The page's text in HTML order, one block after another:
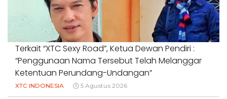
Terkait “XTC Sexy Road”, Ketua Dewan Pendiri :
“Penggunaan Nama Tersebut Telah Melanggar
Ketentuan Perundang-Undangan”
XTC INDONESIA 5 Agustus 2026